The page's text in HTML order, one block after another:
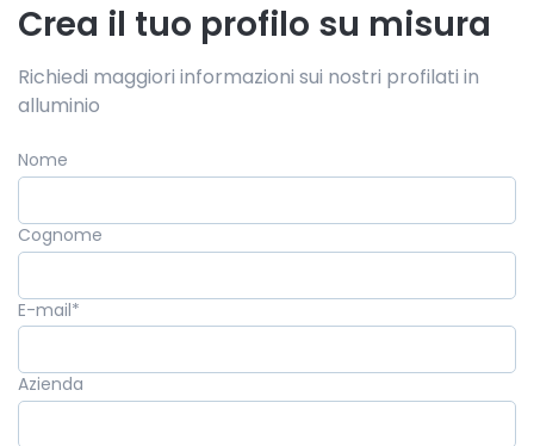
Crea il tuo profilo su misura
Richiedi maggiori informazioni sui nostri profilati in
alluminio
Nome
Cognome
E-mail*
Azienda